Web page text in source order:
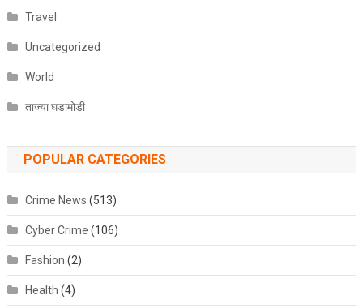
Travel
Uncategorized
World
ताज्या घडामोडी
POPULAR CATEGORIES
Crime News (513)
Cyber Crime (106)
Fashion (2)
Health (4)